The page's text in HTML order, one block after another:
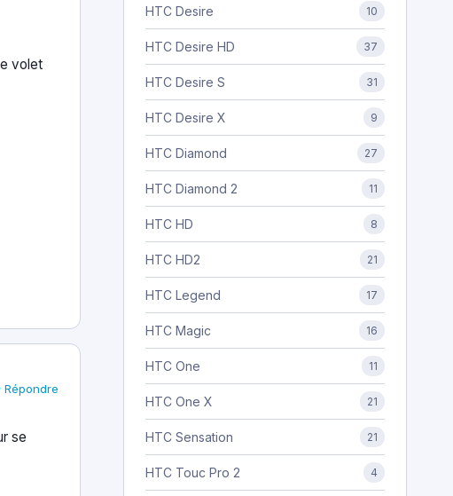
volet
se
HTC Desire 10
HTC Desire HD 37
HTC Desire S 31
HTC Desire X 9
HTC Diamond 27
HTC Diamond 2 11
HTC HD 8
HTC HD2 21
HTC Legend 17
HTC Magic 16
HTC One 11
HTC One X 21
HTC Sensation 21
HTC Touc Pro 2 4